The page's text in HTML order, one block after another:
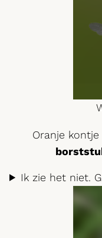
Oranje kontje
Ik zie het niet.